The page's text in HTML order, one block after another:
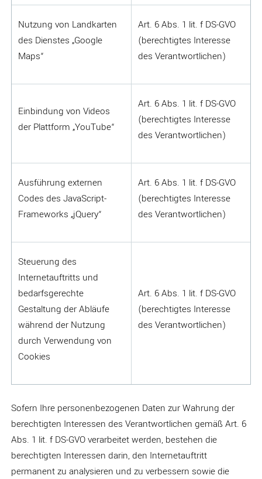
Nutzung von Landkarten
des Dienstes „Google
Maps“
Art. 6 Abs. 1 lit. f DS-GVO
(berechtigtes Interesse
des Verantwortlichen)
Einbindung von Videos
der Plattform „YouTube“
Art. 6 Abs. 1 lit. f DS-GVO
(berechtigtes Interesse
des Verantwortlichen)
Ausführung externen
Codes des JavaScript-
Frameworks „jQuery“
Art. 6 Abs. 1 lit. f DS-GVO
(berechtigtes Interesse
des Verantwortlichen)
Steuerung des
Internetauftritts und
bedarfsgerechte
Gestaltung der Abläufe
während der Nutzung
durch Verwendung von
Cookies
Art. 6 Abs. 1 lit. f DS-GVO
(berechtigtes Interesse
des Verantwortlichen)
Sofern Ihre personenbezogenen Daten zur Wahrung der
berechtigten Interessen des Verantwortlichen gemäß Art. 6
Abs. 1 lit. f DS-GVO verarbeitet werden, bestehen die
berechtigten Interessen darin, den Internetauftritt
permanent zu analysieren und zu verbessern sowie die